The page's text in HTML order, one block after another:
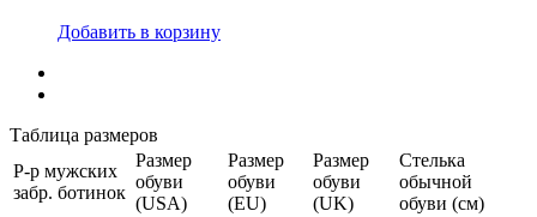
Добавить в корзину
Таблица размеров
Р-р мужских
забр. ботинок
Размер
обуви
(USA)
Размер
обуви
(EU)
Размер
обуви
(UK)
Стелька
обычной
обуви (см)